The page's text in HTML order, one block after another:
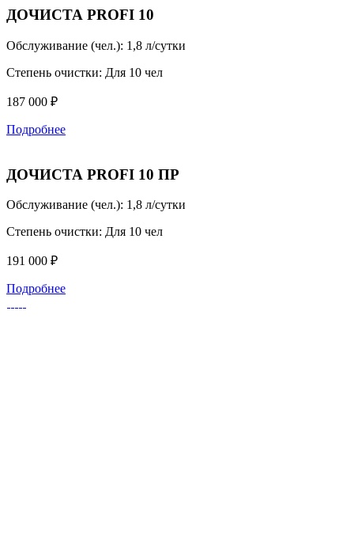
ДОЧИСТА PROFI 10
Обслуживание (чел.): 1,8 л/сутки
Степень очистки: Для 10 чел
187 000 ₽
Подробнее
ДОЧИСТА PROFI 10 ПР
Обслуживание (чел.): 1,8 л/сутки
Степень очистки: Для 10 чел
191 000 ₽
Подробнее